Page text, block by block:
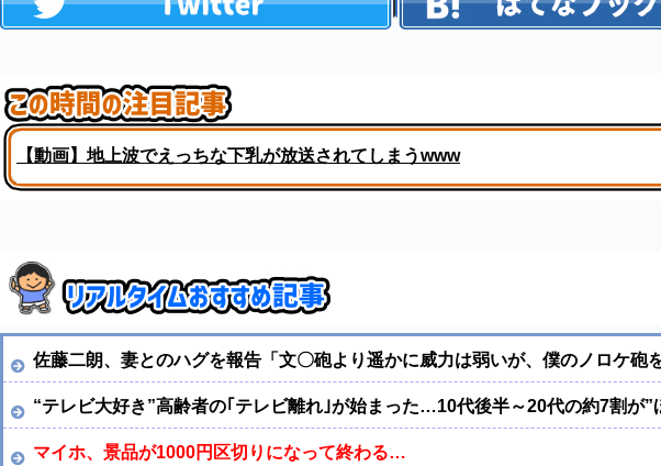
【動画】地上波でえっちな下乳が放送されてしまうwww
佐藤二朗、妻とのハグを報告「文〇砲より遥かに威力は弱いが、僕のノロケ砲
“テレビ大好き”高齢者の｢テレビ離れ｣が始まった…10代後半～20代の約7割が”
マイホ、景品が1000円区切りになって終わる…